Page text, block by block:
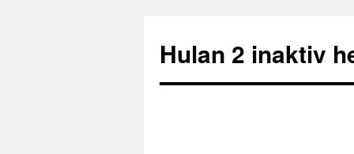
Hulan 2 inaktiv